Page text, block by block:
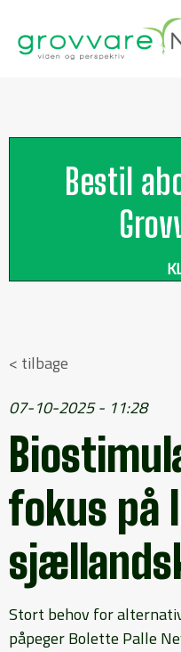
Bestil
< tilbage
07-10-2025 - 11:28
fokus på
Stort behov for
påpeger Bolette Palle